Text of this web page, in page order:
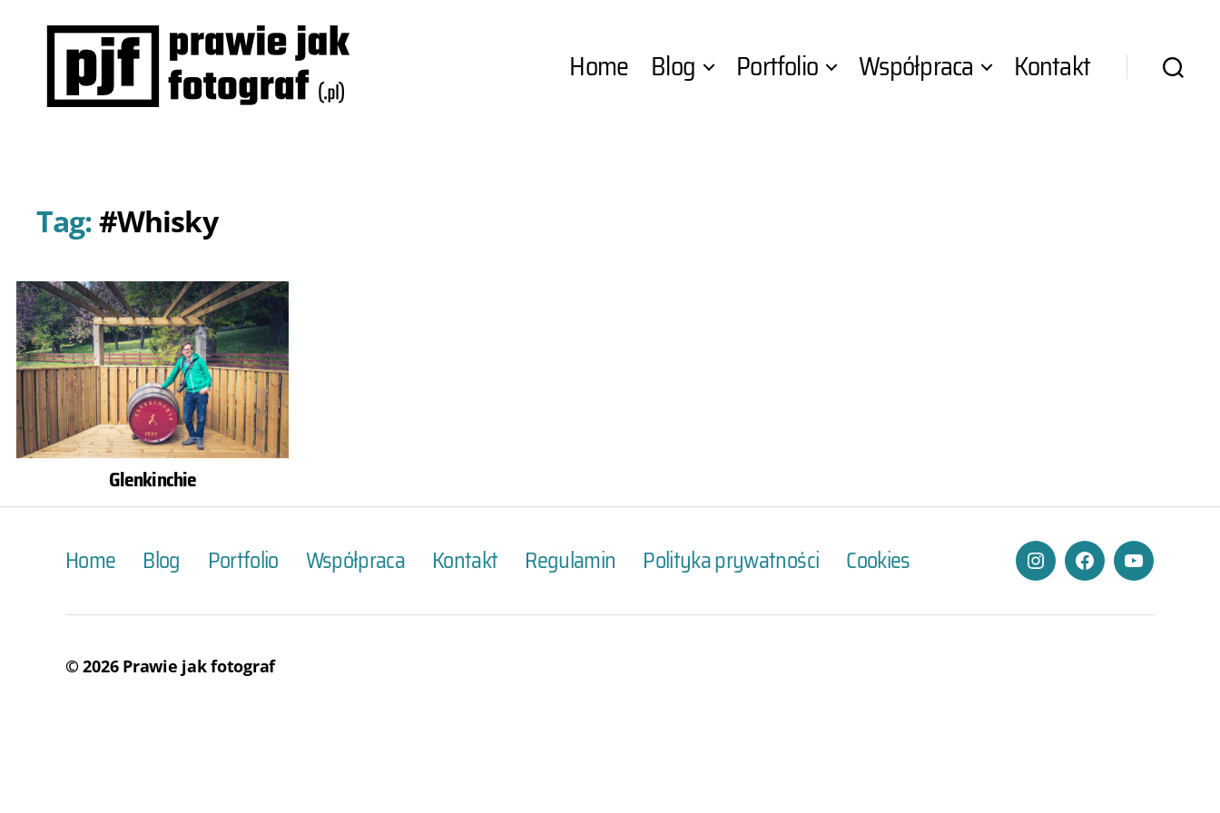
Home Blog Portfolio Współpraca Kontakt
Tag:#Whisky
Glenkinchie
Home Blog Portfolio Współpraca Kontakt Regulamin Polityka prywatności Cookies InstagramFacebookYouTube
© 2026 Prawie jak fotograf